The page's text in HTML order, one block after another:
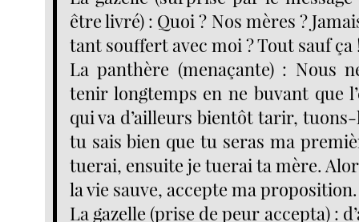
être livré) : Quoi ? Nos mères ?
tant souffert avec moi ? Tout sauf ça
La panthère (menaçante) : Nous
tenir longtemps en ne buvant que
qui va d’ailleurs bientôt tarir,
tu sais bien que tu seras ma
tuerai, ensuite je tuerai ta mère.
la vie sauve, accepte ma proposition.
La gazelle (prise de peur accepta) :